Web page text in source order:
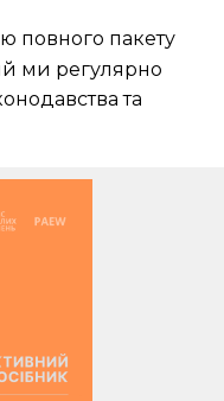
повного пакету
ми регулярно
та